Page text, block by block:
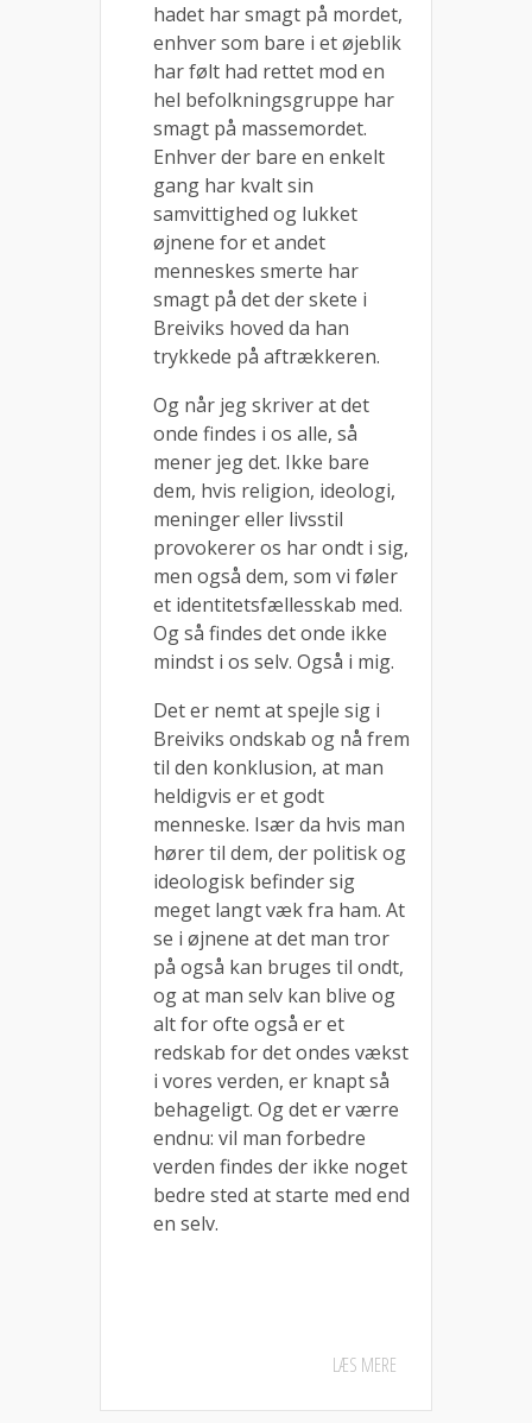
hadet har smagt på mordet,
enhver som bare i et øjeblik
har følt had rettet mod en
hel befolkningsgruppe har
smagt på massemordet.
Enhver der bare en enkelt
gang har kvalt sin
samvittighed og lukket
øjnene for et andet
menneskes smerte har
smagt på det der skete i
Breiviks hoved da han
trykkede på aftrækkeren.
Og når jeg skriver at det
onde findes i os alle, så
mener jeg det. Ikke bare
dem, hvis religion, ideologi,
meninger eller livsstil
provokerer os har ondt i sig,
men også dem, som vi føler
et identitetsfællesskab med.
Og så findes det onde ikke
mindst i os selv. Også i mig.
Det er nemt at spejle sig i
Breiviks ondskab og nå frem
til den konklusion, at man
heldigvis er et godt
menneske. Især da hvis man
hører til dem, der politisk og
ideologisk befinder sig
meget langt væk fra ham. At
se i øjnene at det man tror
på også kan bruges til ondt,
og at man selv kan blive og
alt for ofte også er et
redskab for det ondes vækst
i vores verden, er knapt så
behageligt. Og det er værre
endnu: vil man forbedre
verden findes der ikke noget
bedre sted at starte med end
en selv.
LÆS MERE